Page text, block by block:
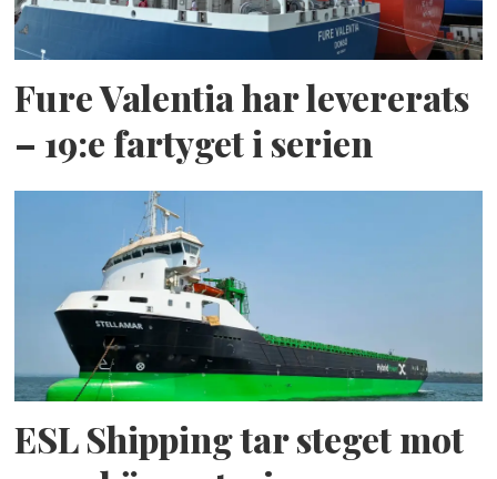
Fure Valentia har levererats
– 19:e fartyget i serien
ESL Shipping tar steget mot